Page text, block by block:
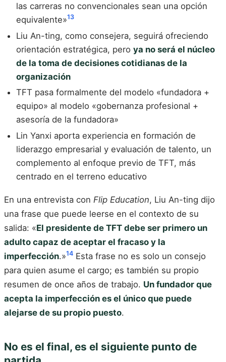
las carreras no convencionales sean una opción
equivalente»13
Liu An-ting, como consejera, seguirá ofreciendo
orientación estratégica, pero ya no será el núcleo
de la toma de decisiones cotidianas de la
organización
TFT pasa formalmente del modelo «fundadora +
equipo» al modelo «gobernanza profesional +
asesoría de la fundadora»
Lin Yanxi aporta experiencia en formación de
liderazgo empresarial y evaluación de talento, un
complemento al enfoque previo de TFT, más
centrado en el terreno educativo
En una entrevista con Flip Education, Liu An-ting dijo
una frase que puede leerse en el contexto de su
salida: «El presidente de TFT debe ser primero un
adulto capaz de aceptar el fracaso y la
imperfección.»14 Esta frase no es solo un consejo
para quien asume el cargo; es también su propio
resumen de once años de trabajo. Un fundador que
acepta la imperfección es el único que puede
alejarse de su propio puesto.
No es el final, es el siguiente punto de